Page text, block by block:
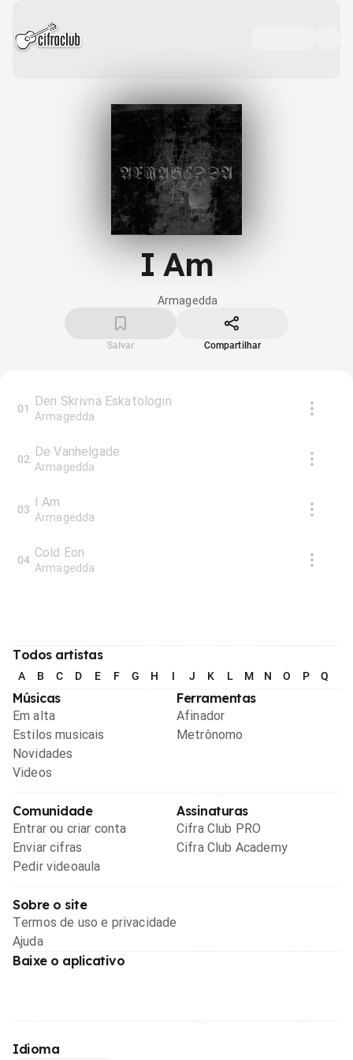
I Am
Armagedda
Salvar Compartilhar
01 Den Skrivna Eskatologin
Armagedda
02 De Vanhelgade
Armagedda
03 I Am
Armagedda
04 Cold Eon
Armagedda
Todos artistas
A B C D E F G H I J K L M N O P Q
Músicas
Em alta
Estilos musicais
Novidades
Videos
Ferramentas
Afinador
Metrônomo
Comunidade
Entrar ou criar conta
Enviar cifras
Pedir videoaula
Assinaturas
Cifra Club PRO
Cifra Club Academy
Sobre o site
Termos de uso e privacidade
Ajuda
Baixe o aplicativo
Idioma